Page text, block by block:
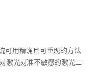
可用精确且可重现的方法
激光对准不敏感的激光二